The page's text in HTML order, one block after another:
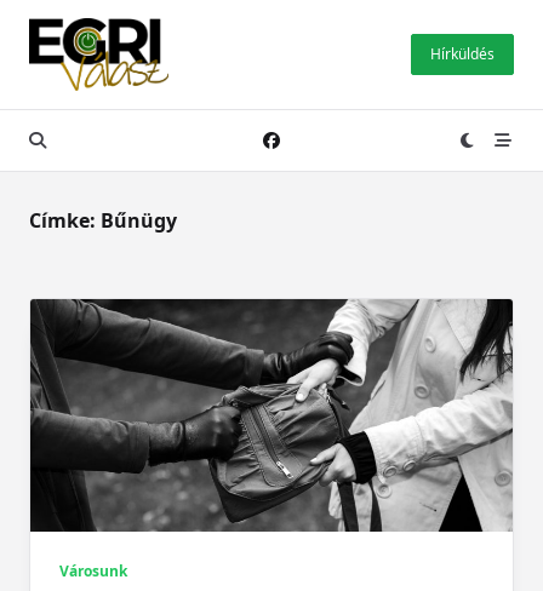
Skip
content
Hírküldés
Címke: Bűnügy
Városunk